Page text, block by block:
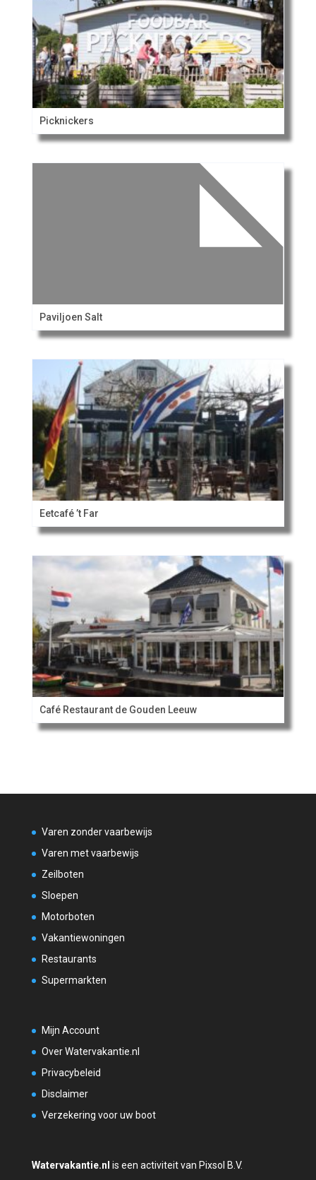
Picknickers
Paviljoen Salt
Eetcafé ’t Far
Café Restaurant de Gouden Leeuw
Varen zonder vaarbewijs
Varen met vaarbewijs
Zeilboten
Sloepen
Motorboten
Vakantiewoningen
Restaurants
Supermarkten
Mijn Account
Over Watervakantie.nl
Privacybeleid
Disclaimer
Verzekering voor uw boot
Watervakantie.nl is een activiteit van Pixsol B.V.